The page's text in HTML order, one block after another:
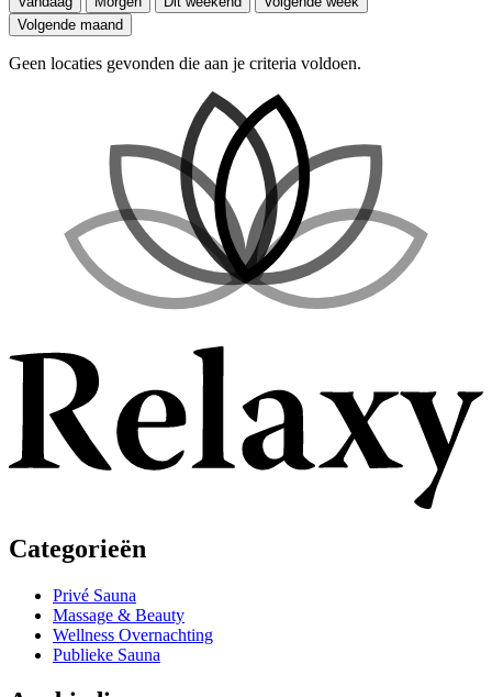
Volgende maand
Geen locaties gevonden die aan je criteria voldoen.
Categorieën
Privé Sauna
Massage & Beauty
Wellness Overnachting
Publieke Sauna